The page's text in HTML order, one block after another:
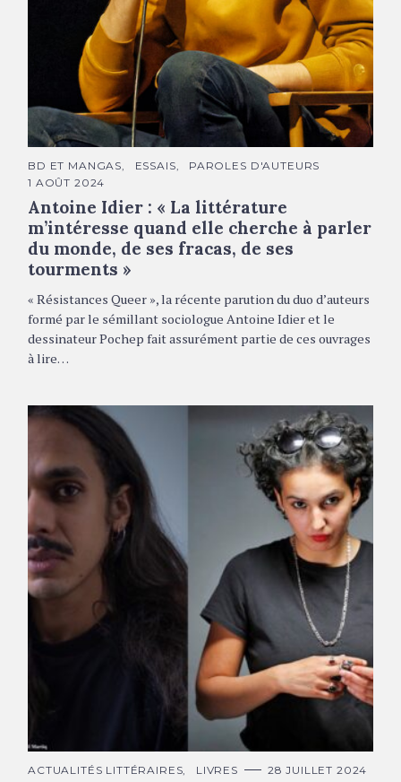
Antoine Idier © Jean-Claude Aubry
C
T
É
G
O
R
I
E
S
BD ET MANGAS ESSAIS
PAROLES D'AUTEURS
1 AOÛT 2024
Antoine Idier : « La littérature
m’intéresse quand elle cherche à parler
du monde, de ses fracas, de ses
tourments »
« Résistances Queer », la récente parution du duo d’auteurs
formé par le sémillant sociologue Antoine Idier et le
dessinateur Pochep fait assurément partie de ces ouvrages
à lire…
C
ACTUALITÉS LITTÉRAIRES LIVRES 28 JUILLET 2024